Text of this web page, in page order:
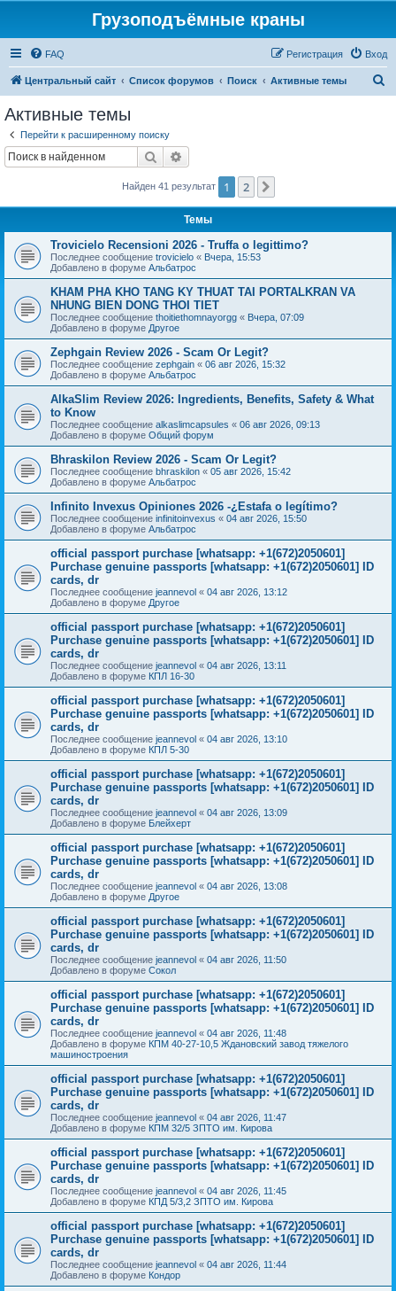
Грузоподъёмные краны
FAQ Вход
Регистрация
Центральный сайт Список форумов Поиск Активные темы
Активные темы
Перейти к расширенному поиску
Поиск
Найден 41 результат 1 2
Темы
Trovicielo Recensioni 2026 - Truffa o legittimo?
Последнее сообщение trovicielo « Вчера, 15:53
Добавлено в форуме Альбатрос
KHAM PHA KHO TANG KY THUAT TAI PORTALKRAN VA
NHUNG BIEN DONG THOI TIET
Последнее сообщение thoitiethomnayorgg « Вчера, 07:09
Добавлено в форуме Другое
Zephgain Review 2026 - Scam Or Legit?
Последнее сообщение zephgain « 06 авг 2026, 15:32
Добавлено в форуме Альбатрос
AlkaSlim Review 2026: Ingredients, Benefits, Safety & What
to Know
Последнее сообщение alkaslimcapsules « 06 авг 2026, 09:13
Добавлено в форуме Общий форум
Bhraskilon Review 2026 - Scam Or Legit?
Последнее сообщение bhraskilon « 05 авг 2026, 15:42
Добавлено в форуме Альбатрос
Infinito Invexus Opiniones 2026 -¿Estafa o legítimo?
Последнее сообщение infinitoinvexus « 04 авг 2026, 15:50
Добавлено в форуме Альбатрос
official passport purchase [whatsapp: +1(672)2050601]
Purchase genuine passports [whatsapp: +1(672)2050601] ID
cards, dr
Последнее сообщение jeannevol « 04 авг 2026, 13:12
Добавлено в форуме Другое
official passport purchase [whatsapp: +1(672)2050601]
Purchase genuine passports [whatsapp: +1(672)2050601] ID
cards, dr
Последнее сообщение jeannevol « 04 авг 2026, 13:11
Добавлено в форуме КПЛ 16-30
official passport purchase [whatsapp: +1(672)2050601]
Purchase genuine passports [whatsapp: +1(672)2050601] ID
cards, dr
Последнее сообщение jeannevol « 04 авг 2026, 13:10
Добавлено в форуме КПЛ 5-30
official passport purchase [whatsapp: +1(672)2050601]
Purchase genuine passports [whatsapp: +1(672)2050601] ID
cards, dr
Последнее сообщение jeannevol « 04 авг 2026, 13:09
Добавлено в форуме Блейхерт
official passport purchase [whatsapp: +1(672)2050601]
Purchase genuine passports [whatsapp: +1(672)2050601] ID
cards, dr
Последнее сообщение jeannevol « 04 авг 2026, 13:08
Добавлено в форуме Другое
official passport purchase [whatsapp: +1(672)2050601]
Purchase genuine passports [whatsapp: +1(672)2050601] ID
cards, dr
Последнее сообщение jeannevol « 04 авг 2026, 11:50
Добавлено в форуме Сокол
official passport purchase [whatsapp: +1(672)2050601]
Purchase genuine passports [whatsapp: +1(672)2050601] ID
cards, dr
Последнее сообщение jeannevol « 04 авг 2026, 11:48
Добавлено в форуме КПМ 40-27-10,5 Ждановский завод тяжелого
машиностроения
official passport purchase [whatsapp: +1(672)2050601]
Purchase genuine passports [whatsapp: +1(672)2050601] ID
cards, dr
Последнее сообщение jeannevol « 04 авг 2026, 11:47
Добавлено в форуме КПМ 32/5 ЗПТО им. Кирова
official passport purchase [whatsapp: +1(672)2050601]
Purchase genuine passports [whatsapp: +1(672)2050601] ID
cards, dr
Последнее сообщение jeannevol « 04 авг 2026, 11:45
Добавлено в форуме КПД 5/3,2 ЗПТО им. Кирова
official passport purchase [whatsapp: +1(672)2050601]
Purchase genuine passports [whatsapp: +1(672)2050601] ID
cards, dr
Последнее сообщение jeannevol « 04 авг 2026, 11:44
Добавлено в форуме Кондор